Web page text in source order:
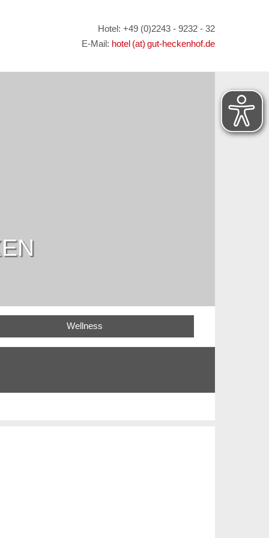
Hotel: +49 (0)2243 - 9232 - 32
E-Mail: hotel (at) gut-heckenhof.de
Wellness